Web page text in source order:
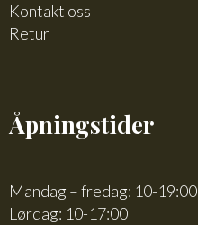
Kontakt oss
Retur
Åpningstider
Mandag – fredag: 10-19:00
Lørdag: 10-17:00